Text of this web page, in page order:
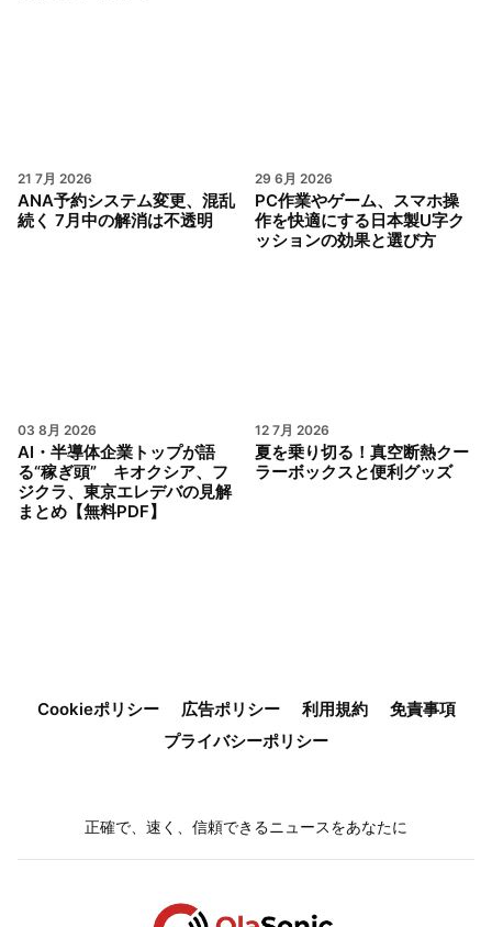
21 7月 2026
ANA予約システム変更、混乱
続く 7月中の解消は不透明
29 6月 2026
PC作業やゲーム、スマホ操
作を快適にする日本製U字ク
ッションの効果と選び方
03 8月 2026
AI・半導体企業トップが語
る“稼ぎ頭” キオクシア、フ
ジクラ、東京エレデバの見解
まとめ【無料PDF】
12 7月 2026
夏を乗り切る！真空断熱クー
ラーボックスと便利グッズ
Cookieポリシー 広告ポリシー 利用規約
免責事項
プライバシーポリシー
正確で、速く、信頼できるニュースをあなたに